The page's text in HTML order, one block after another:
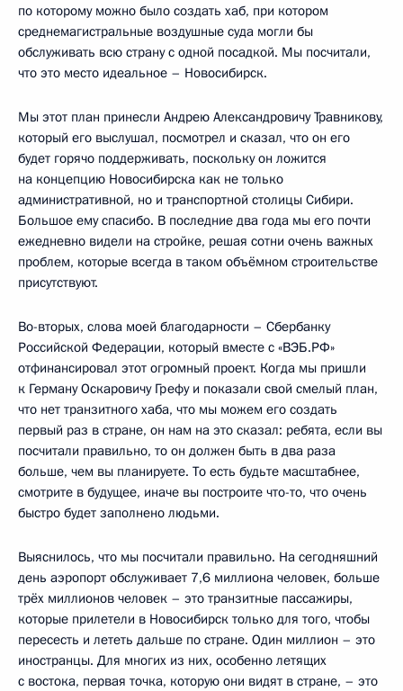
по которому можно было создать хаб, при котором
среднемагистральные воздушные суда могли бы
обслуживать всю страну с одной посадкой. Мы посчитали,
что это место идеальное – Новосибирск.
Мы этот план принесли Андрею Александровичу Травникову,
который его выслушал, посмотрел и сказал, что он его
будет горячо поддерживать, поскольку он ложится
на концепцию Новосибирска как не только
административной, но и транспортной столицы Сибири.
Большое ему спасибо. В последние два года мы его почти
ежедневно видели на стройке, решая сотни очень важных
проблем, которые всегда в таком объёмном строительстве
присутствуют.
Во-вторых, слова моей благодарности – Сбербанку
Российской Федерации, который вместе с «ВЭБ.РФ»
отфинансировал этот огромный проект. Когда мы пришли
к Герману Оскаровичу Грефу и показали свой смелый план,
что нет транзитного хаба, что мы можем его создать
первый раз в стране, он нам на это сказал: ребята, если вы
посчитали правильно, то он должен быть в два раза
больше, чем вы планируете. То есть будьте масштабнее,
смотрите в будущее, иначе вы построите что-то, что очень
быстро будет заполнено людьми.
Выяснилось, что мы посчитали правильно. На сегодняшний
день аэропорт обслуживает 7,6 миллиона человек, больше
трёх миллионов человек – это транзитные пассажиры,
которые прилетели в Новосибирск только для того, чтобы
пересесть и лететь дальше по стране. Один миллион – это
иностранцы. Для многих из них, особенно летящих
с востока, первая точка, которую они видят в стране, – это